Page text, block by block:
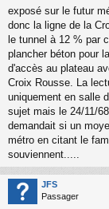
s
a
g
e
n
o
n
u
exposé sur le futur
donc la ligne de la
le tunnel à 12 % par
plancher béton pour
d'accès au plateau
Croix Rousse. La
uniquement en salle
sujet mais le 24/11/
demandait si un
métro en citant le
souviennent.....
JFS
Passager